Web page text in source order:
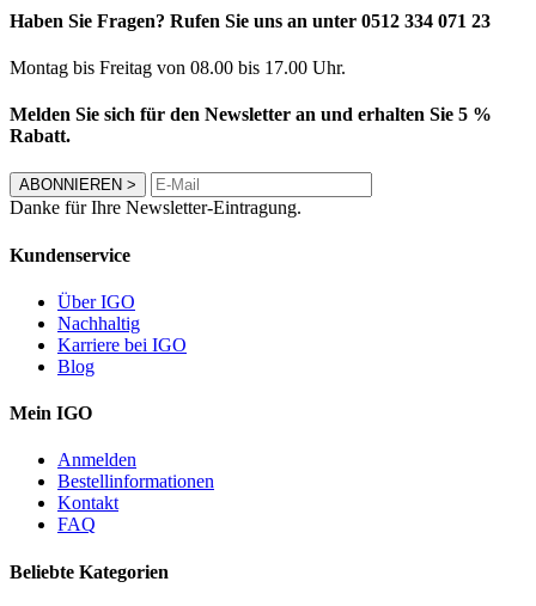
Haben Sie Fragen? Rufen Sie uns an unter 0512 334 071 23
Montag bis Freitag von 08.00 bis 17.00 Uhr.
Melden Sie sich für den Newsletter an und erhalten Sie 5 %
Rabatt.
ABONNIEREN >
Danke für Ihre Newsletter-Eintragung.
Kundenservice
Über IGO
Nachhaltig
Karriere bei IGO
Blog
Mein IGO
Anmelden
Bestellinformationen
Kontakt
FAQ
Beliebte Kategorien